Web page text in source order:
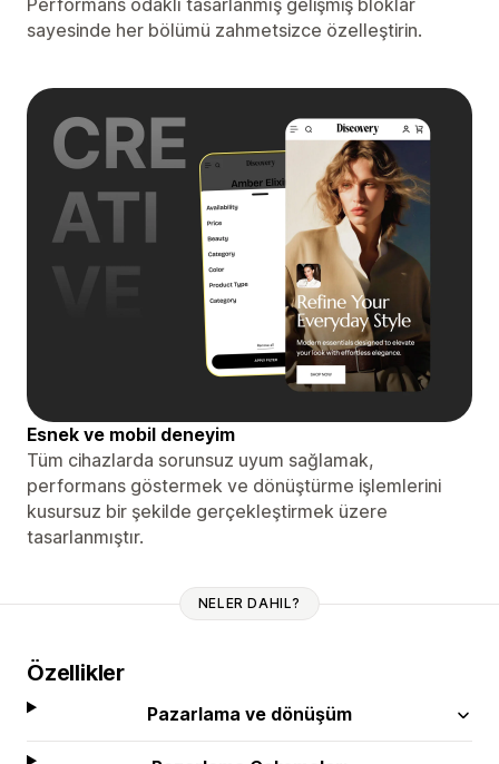
sayesinde her bölümü zahmetsizce özelleştirin.
Esnek ve mobil deneyim
Tüm cihazlarda sorunsuz uyum sağlamak,
performans göstermek ve dönüştürme işlemlerini
kusursuz bir şekilde gerçekleştirmek üzere
tasarlanmıştır.
NELER DAHIL?
Özellikler
Pazarlama ve dönüşüm